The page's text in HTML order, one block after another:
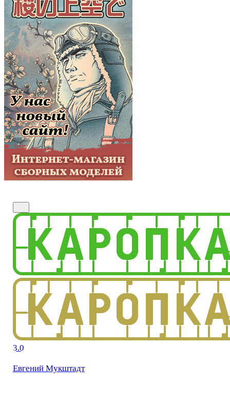
3.0
Евгений Мукштадт